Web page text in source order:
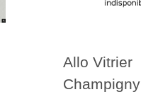
Allo Vitrier
Champigny